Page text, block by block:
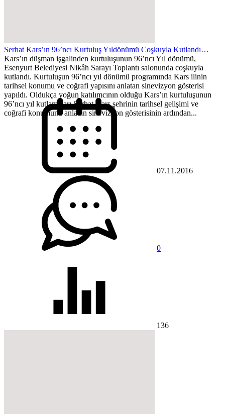
Serhat Kars’ın 96’ncı Kurtuluş Yıldönümü Coşkuyla Kutlandı…
Kars’ın düşman işgalinden kurtuluşunun 96’ncı Yıl dönümü,
Esenyurt Belediyesi Nikâh Sarayı Toplantı salonunda coşkuyla
kutlandı. Kurtuluşun 96’ncı yıl dönümü programında Kars ilinin
tarihsel konumu ve coğrafi yapısını anlatan sinevizyon gösterisi
yapıldı. Oldukça yoğun katılımcının olduğu Kars’ın kurtuluşunun
96’ncı yıl kutlamaları Serhat Kars şehrinin tarihsel gelişimi ve
coğrafi konumunu anlatan sinevizyon gösterisinin ardından...
07.11.2016
0
136